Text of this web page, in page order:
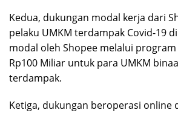
Kedua, dukungan modal kerja dari
pelaku UMKM terdampak Covid-19
modal oleh Shopee melalui
Rp100 Miliar untuk para UMKM
terdampak.
Ketiga, dukungan beroperasi online